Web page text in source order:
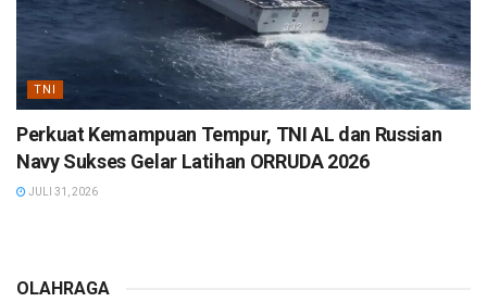
TNI
Perkuat Kemampuan Tempur, TNI AL dan Russian
Navy Sukses Gelar Latihan ORRUDA 2026
JULI 31, 2026
OLAHRAGA